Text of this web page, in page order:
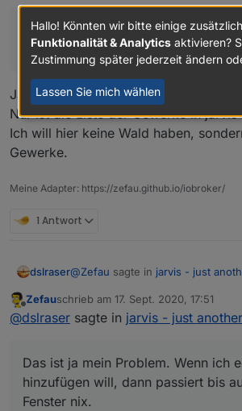
Bzw mal dumm gefragt, gäbe es
das Gewerke automatisch
Jaein. Sie werden ja aktuell
Nur ist die Liste der Gewerke in
Ich will hier keine Wald haben,
Gewerke.
Meine Adapter: https://zefau.github.io/iobroker/
1 Antwort
dslraser@Zefau sagte in jarvis - just
add new group ist veraltet. Wo
Offline
Zefauschrieb am 17. Sept. 2020, 17:51
zuletzt editiert von
@dslraser sagte in jarvis - just
Das ist ja mein Problem. Wenn ich
hinzufügen will, dann passiert bis
Fenster nix.
Hallo! Könnten wir bitte einige
Funktionalität & Analytics aktivieren?
Zustimmung später jederzeit ändern
Lassen Sie mich wählen